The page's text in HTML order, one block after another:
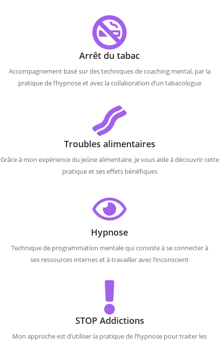
Arrêt du tabac
Accompagnement basé sur des techniques de coaching mental, par la
pratique de l’hypnose et avec la collaboration d’un tabacologue
Troubles alimentaires
Grâce à mon expérience du jeûne alimentaire, je vous aide à découvrir cette
pratique et ses effets bénéfiques
Hypnose
Technique de programmation mentale qui consiste à se connecter à
ses ressources internes et à travailler avec l’inconscient
STOP Addictions
Mon approche est d’utiliser la pratique de l’hypnose pour traiter les